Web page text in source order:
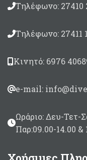
Τηλέφωνο: 27410
Τηλέφωνο: 27411
Κινητό: 6976
e-mail:
Ωράριο: Δευ-Τετ-
Παρ:09.00-14.00 &